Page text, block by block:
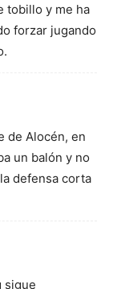
tobillo y me ha
forzar jugando
de Alocén, en
un balón y no
defensa corta
sigue